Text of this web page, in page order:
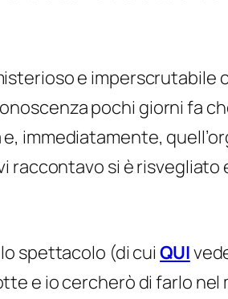
e imperscrutabile
pochi giorni fa
e, immediatamente,
raccontavo si è
spettacolo (di cuiQUI
e io cercherò di farlo nel